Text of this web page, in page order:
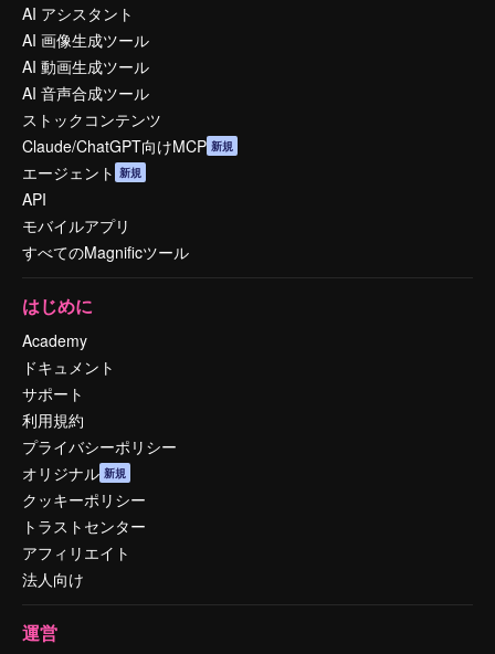
AI アシスタント
AI 画像生成ツール
AI 動画生成ツール
AI 音声合成ツール
ストックコンテンツ
Claude/ChatGPT向けMCP 新規
エージェント 新規
API
モバイルアプリ
すべてのMagnificツール
はじめに
Academy
ドキュメント
サポート
利用規約
プライバシーポリシー
オリジナル 新規
クッキーポリシー
トラストセンター
アフィリエイト
法人向け
運営